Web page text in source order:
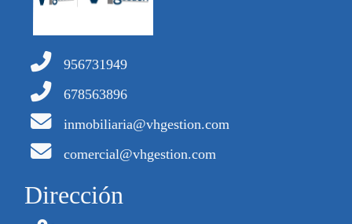
956731949
678563896
inmobiliaria@vhgestion.com
comercial@vhgestion.com
Dirección